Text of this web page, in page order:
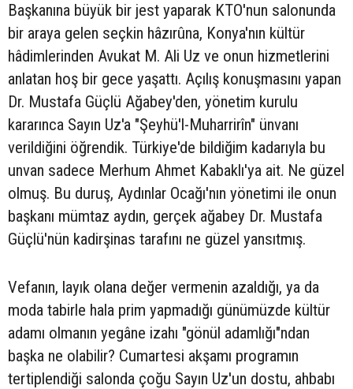
Başkanına büyük bir jest yaparak KTO'nun salonunda
bir araya gelen seçkin hâzırûna, Konya'nın kültür
hâdimlerinden Avukat M. Ali Uz ve onun hizmetlerini
anlatan hoş bir gece yaşattı. Açılış konuşmasını yapan
Dr. Mustafa Güçlü Ağabey'den, yönetim kurulu
kararınca Sayın Uz'a "Şeyhü'l-Muharrirîn" ünvanı
verildiğini öğrendik. Türkiye'de bildiğim kadarıyla bu
unvan sadece Merhum Ahmet Kabaklı'ya ait. Ne güzel
olmuş. Bu duruş, Aydınlar Ocağı'nın yönetimi ile onun
başkanı mümtaz aydın, gerçek ağabey Dr. Mustafa
Güçlü'nün kadirşinas tarafını ne güzel yansıtmış.
Vefanın, layık olana değer vermenin azaldığı, ya da
moda tabirle hala prim yapmadığı günümüzde kültür
adamı olmanın yegâne izahı "gönül adamlığı"ndan
başka ne olabilir? Cumartesi akşamı programın
tertiplendiği salonda çoğu Sayın Uz'un dostu, ahbabı